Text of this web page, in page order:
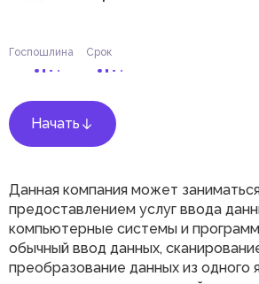
Госпошлина Срок
Начать
Данная компания может
предоставлением услуг ввода
компьютерные системы и
обычный ввод данных,
преобразование данных из одного